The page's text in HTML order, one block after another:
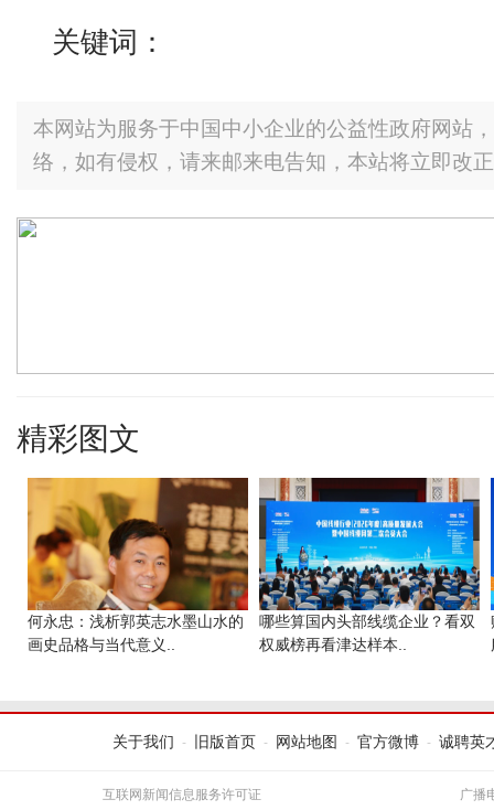
关键词：
本网站为服务于中国中小企业的公益性政府网站
络，如有侵权，请来邮来电告知，本站将立即改
精彩图文
何永忠：浅析郭英志水墨山水的
画史品格与当代意义..
哪些算国内头部线缆企业？看双
权威榜再看津达样本..
关于我们 - 旧版首页 - 网站地图 - 官方微博 - 诚聘英
互联网新闻信息服务许可证
广播